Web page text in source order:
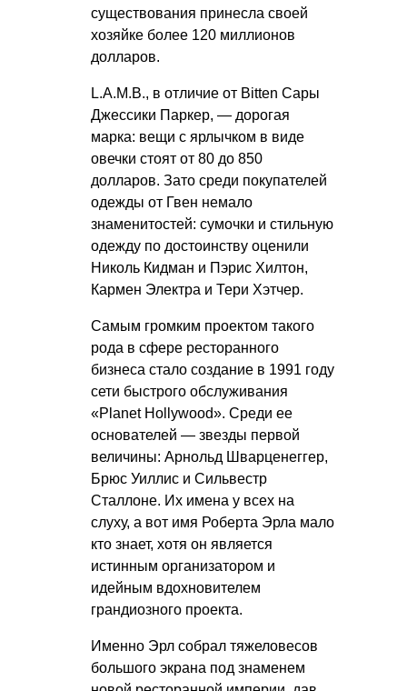
существования принесла своей
хозяйке более 120 миллионов
долларов.
L.A.M.B., в отличие от Bitten Сары
Джессики Паркер, — дорогая
марка: вещи с ярлычком в виде
овечки стоят от 80 до 850
долларов. Зато среди покупателей
одежды от Гвен немало
знаменитостей: сумочки и стильную
одежду по достоинству оценили
Николь Кидман и Пэрис Хилтон,
Кармен Электра и Тери Хэтчер.
Самым громким проектом такого
рода в сфере ресторанного
бизнеса стало создание в 1991 году
сети быстрого обслуживания
«Planet Hollywood». Среди ее
основателей — звезды первой
величины: Арнольд Шварценеггер,
Брюс Уиллис и Сильвестр
Сталлоне. Их имена у всех на
слуху, а вот имя Роберта Эрла мало
кто знает, хотя он является
истинным организатором и
идейным вдохновителем
грандиозного проекта.
Именно Эрл собрал тяжеловесов
большого экрана под знаменем